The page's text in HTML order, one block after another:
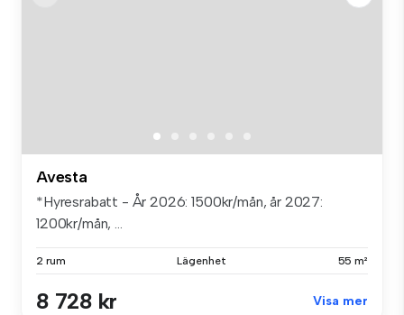
Avesta
*Hyresrabatt - År 2026: 1500kr/mån, år 2027:
1200kr/mån, ...
2 rum Lägenhet 55 m²
8 728 kr Visa mer